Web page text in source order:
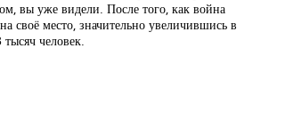
вы уже видели. После того, как война
своё место, значительно увеличившись в
человек.